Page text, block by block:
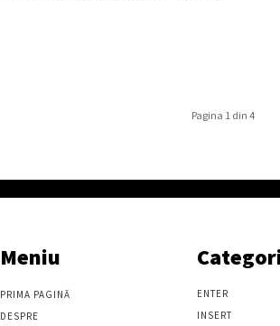
Pagina 1 din 4
Meniu
PRIMA PAGINĂ
DESPRE
ENTER
INSERT